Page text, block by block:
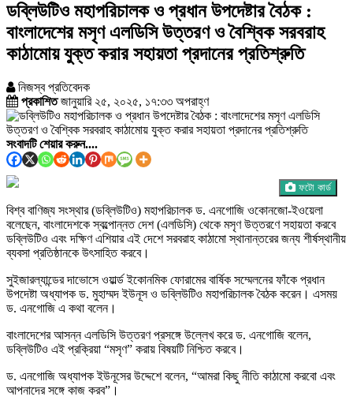
ডব্লিউটিও মহাপরিচালক ও প্রধান উপদেষ্টার বৈঠক :
বাংলাদেশের মসৃণ এলডিসি উত্তরণ ও বৈশ্বিক সরবরাহ
কাঠামোয় যুক্ত করার সহায়তা প্রদানের প্রতিশ্রুতি
নিজস্ব প্রতিবেদক
প্রকাশিতজানুয়ারি ২৫, ২০২৫, ১৭:৩৩ অপরাহ্ণ
ফটো কার্ড
সংবাদটি শেয়ার করুন....
বিশ্ব বাণিজ্য সংস্থার (ডব্লিউটিও) মহাপরিচালক ড. এনগোজি ওকোনজো-ইওয়েলা
বলেছেন, বাংলাদেশকে স্বল্পোন্নত দেশ (এলডিসি) থেকে মসৃণ উত্তরণে সহায়তা করবে
ডব্লিউটিও এবং দক্ষিণ এশিয়ার এই দেশে সরবরাহ কাঠামো স্থানান্তরের জন্য শীর্ষস্থানীয়
ব্যবসা প্রতিষ্ঠানকে উৎসাহিত করবে।
সুইজারল্যান্ডের দাভোসে ওয়ার্ল্ড ইকোনমিক ফোরামের বার্ষিক সম্মেলনের ফাঁকে প্রধান
উপদেষ্টা অধ্যাপক ড. মুহাম্মদ ইউনূস ও ডব্লিউটিও মহাপরিচালক বৈঠক করেন। এসময়
ড. এনগোজি এ কথা বলেন।
বাংলাদেশের আসন্ন এলডিসি উত্তরণ প্রসঙ্গে উল্লেখ করে ড. এনগোজি বলেন,
ডব্লিউটিও এই প্রক্রিয়া “মসৃণ” করায় বিষয়টি নিশ্চিত করবে।
ড. এনগোজি অধ্যাপক ইউনূসের উদ্দেশে বলেন, “আমরা কিছু নীতি কাঠামো করবো এবং
আপনাদের সঙ্গে কাজ করব”।